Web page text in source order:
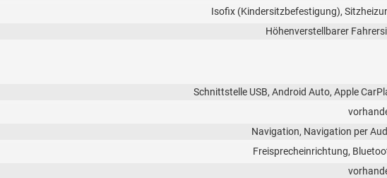
Isofix (Kindersitzbefestigung),
Höhenverstellbarer
Schnittstelle USB, Android Auto, Apple
Navigation, Navigation per
Freisprecheinrichtung,